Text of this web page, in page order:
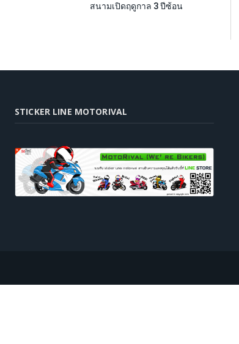
สนามเปิดฤดูกาล 3 ปีซ้อน
STICKER LINE MOTORIVAL